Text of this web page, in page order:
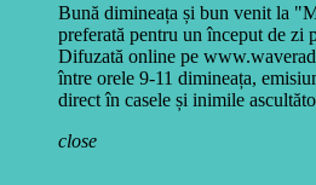
Bună dimineața și bun venit la
preferată pentru un început de zi
Difuzată online pe
între orele 9-11 dimineața,
direct în casele și inimile
close